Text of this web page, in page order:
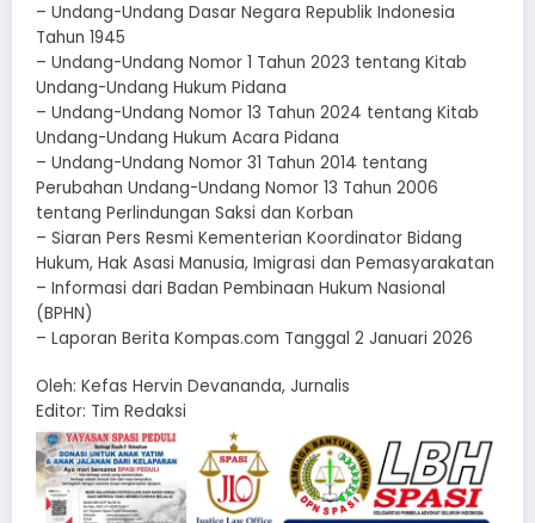
– Undang-Undang Dasar Negara Republik Indonesia
Tahun 1945
– Undang-Undang Nomor 1 Tahun 2023 tentang Kitab
Undang-Undang Hukum Pidana
– Undang-Undang Nomor 13 Tahun 2024 tentang Kitab
Undang-Undang Hukum Acara Pidana
– Undang-Undang Nomor 31 Tahun 2014 tentang
Perubahan Undang-Undang Nomor 13 Tahun 2006
tentang Perlindungan Saksi dan Korban
– Siaran Pers Resmi Kementerian Koordinator Bidang
Hukum, Hak Asasi Manusia, Imigrasi dan Pemasyarakatan
– Informasi dari Badan Pembinaan Hukum Nasional
(BPHN)
– Laporan Berita Kompas.com Tanggal 2 Januari 2026
Oleh: Kefas Hervin Devananda, Jurnalis
Editor: Tim Redaksi